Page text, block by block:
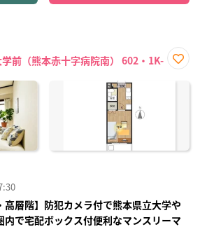
前（熊本赤十字病院南） 602・1K-
に入
高層階】防犯カメラ付で熊本県立大学や
内で宅配ボックス付便利なマンスリーマ